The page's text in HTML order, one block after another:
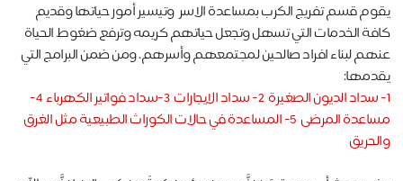
يقوم قسم تفريج الكرب بمساعدة الاسر وتيسير أمور حياتها وقديم
كافة الخدمات التي تسهل وتجعل حياتهم كريمه وترفع ضغوط الحياة
عنهم لبناء افراد صالحين لمجتمعهم وأسرهم. ومن ضمن البرامج التي
يقدمها:
1- سداد الديون الصغيرة 2- سداد الايجارات 3-سداد فواتير الكهرباء 4-
مساعدة المرضى 5- المساعدة في حالات الكوراث الطبيعية مثل الغرق
والحريق